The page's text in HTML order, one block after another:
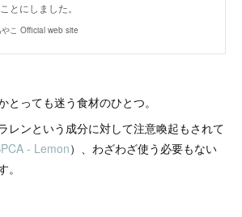
とにしました。
こ Official web site
とっても迷う食材のひとつ。
レンという成分に対して注意喚起もされて
- Lemon）、わざわざ使う必要もない